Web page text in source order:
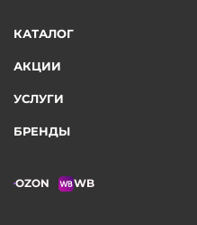
КАТАЛОГ
АКЦИИ
УСЛУГИ
БРЕНДЫ
OZON WB